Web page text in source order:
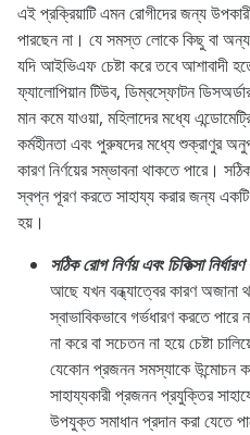
এই প্রক্রিয়াটি এমন রোগীদের জন্য
পারছেন না। যে সমস্ত লোকে কিছু বা অন্য
যদি আইভিএফ চেষ্টা করে তবে আশাবাদী
ফ্যালোপিয়ান টিউব, ডিম্বস্ফোটন
মান কমে যাওয়া, মহিলাদের মধ্যে
কর্মহীনতা এবং পুরুষদের মধ্যে শুক্রাণুর
কারণ নির্ণয়ের সম্ভাবনা থাকতে পারে।
স্বপ্ন পূরণ করতে সাহায্য করার জন্য একটি
হয়।
সঠিক রোগ নির্ণয় এবং চিকিত্সা
আছে যখন বন্ধ্যাত্বের কারণ অজানা
স্বাভাবিকভাবে গর্ভধারণ করতে পারে
না করে বা সচেতন না হয়ে চেষ্টা
যেকোন প্রজনন সমস্যাকে উন্মোচন
সাহায্যকারী প্রজনন প্রযুক্তির
উপযুক্ত সমাধান প্রদান করা যেতে